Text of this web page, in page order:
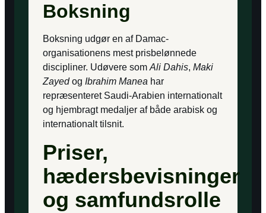
Boksning
Boksning udgør en af Damac-
organisationens mest prisbelønnede
discipliner. Udøvere som Ali Dahis, Maki
Zayedog Ibrahim Manea har
repræsenteret Saudi-Arabien internationalt
og hjembragt medaljer af både arabisk og
internationalt tilsnit.
Priser,
hædersbevisninger
og samfundsrolle